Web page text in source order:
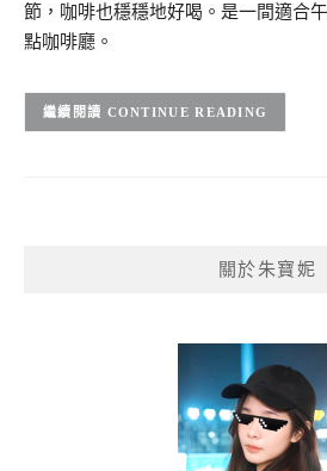
節，咖啡也穩穩地好喝。是一間適合
點咖啡廳。
CONTINUE READING
關於朱寶妮